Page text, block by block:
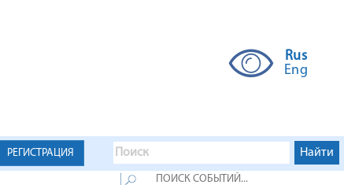
Rus
Eng
РЕГИСТРАЦИЯ